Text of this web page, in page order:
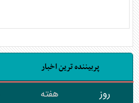
پربیننده ترین اخبار
روز هفته